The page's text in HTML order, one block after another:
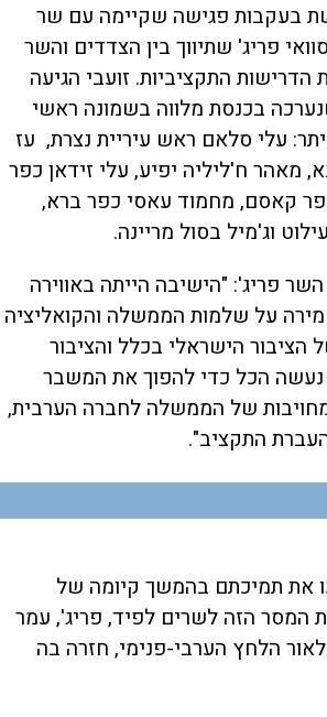
בעקבות פגישה שקיימה עם שר
פריג' שתיווך בין הצדדים והשר
התקציביות. זועבי הגיעה
בכנסת מלווה בשמונה ראשי
עלי סלאם ראש עיריית נצרת, עז
מאהר ח'ליליה יפיע, עלי זידאן כפר
קאסם, מחמוד עאסי כפר ברא,
וג'מיל בסול מריינה.
פריג': "הישיבה הייתה באווירה
על שלמות הממשלה והקואליציה
הציבור הישראלי בכלל והציבור
נעשה הכל כדי להפוך את המשבר
של הממשלה לחברה הערבית,
התקציב".
את תמיכתם בהמשך קיומה של
המסר הזה לשרים לפיד, פריג', עמר
לאור הלחץ הערבי-פנימי, חזרה בה